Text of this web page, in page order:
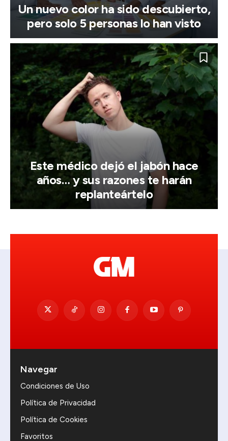
Un nuevo color ha sido descubierto,
pero solo 5 personas lo han visto
Este médico dejó el jabón hace
años… y sus razones te harán
replanteártelo
Navegar
Condiciones de Uso
Política de Privacidad
Política de Cookies
Favoritos